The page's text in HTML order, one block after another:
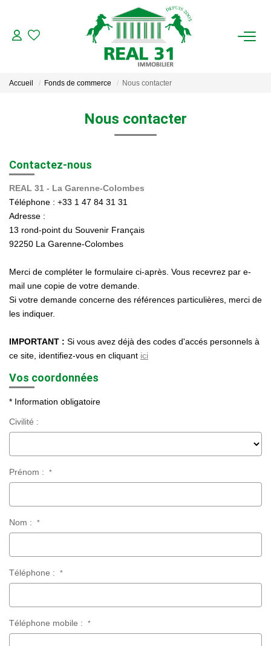
ACHAT
ESTIMATION
Nos Agences
Historique
Nous Rejoindre
Nos Actualités
Extranet Syndic Estale
Accueil Fonds de commerce Nous contacter
Nous contacter
Contactez-nous
REAL 31 - La Garenne-Colombes
Téléphone : +33 1 47 84 31 31
Adresse :
13 rond-point du Souvenir Français
92250 La Garenne-Colombes
Merci de compléter le formulaire ci-après. Vous recevrez par e-
mail une copie de votre demande.
Si votre demande concerne des références particulières, merci de
les indiquer.
IMPORTANT : Si vous avez déjà des codes d'accés personnels à
ce site, identifiez-vous en cliquant ici
Vos coordonnées
* Information obligatoire
Civilité :
Prénom : *
Nom : *
Téléphone : *
Téléphone mobile : *